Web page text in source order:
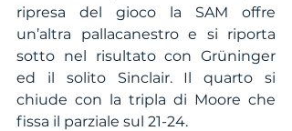
ripresa del gioco la SAM offre
un’altra pallacanestro e si riporta
sotto nel risultato con Grüninger
ed il solito Sinclair. Il quarto si
chiude con la tripla di Moore che
fissa il parziale sul 21-24.